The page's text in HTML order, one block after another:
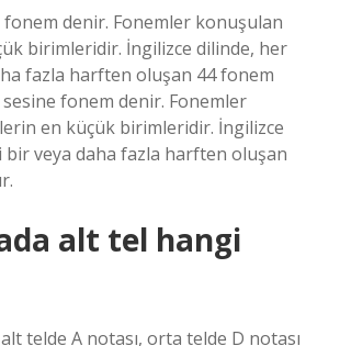
denir. Fonemler konuşulan
birimleridir. İngilizce dilinde, her
fazla harften oluşan 44 fonem
fonem denir. Fonemler
en küçük birimleridir. İngilizce
veya daha fazla harften oluşan
alt tel hangi
telde A notası, orta telde D notası